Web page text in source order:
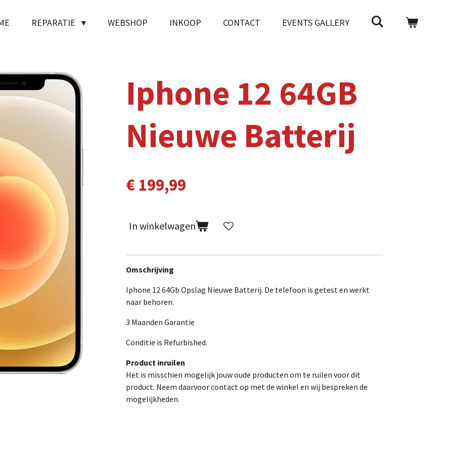
REPARATIE WEBSHOP INKOOP CONTACT EVENTS GALLERY
Iphone 12 64GB
Nieuwe Batterij
€ 199,99
In winkelwagen
Omschrijving
Iphone 12 64Gb Opslag Nieuwe Batterij. De telefoon is getest en werkt
naar behoren.
3 Maanden Garantie
Conditie is Refurbished.
Product inruilen
Het is misschien mogelijk jouw oude producten om te ruilen voor dit
product. Neem daarvoor contact op met de winkel en wij bespreken de
mogelijkheden.